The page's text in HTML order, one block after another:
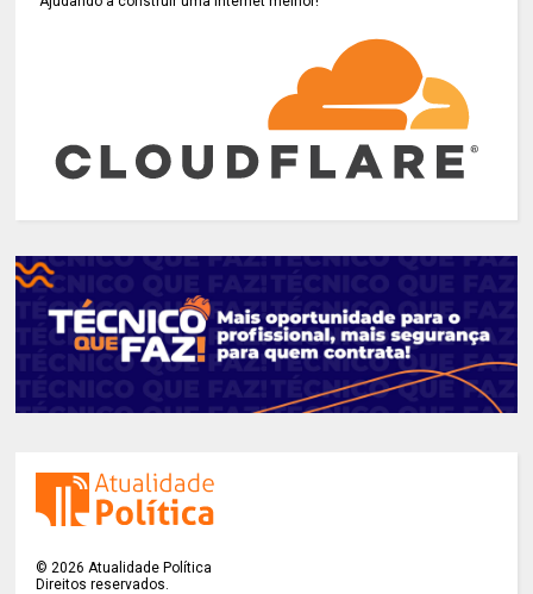
©2026 Atualidade Política
Direitos reservados.